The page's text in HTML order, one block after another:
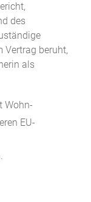
des
Vertrag beruht,
als
Wohn-
EU-